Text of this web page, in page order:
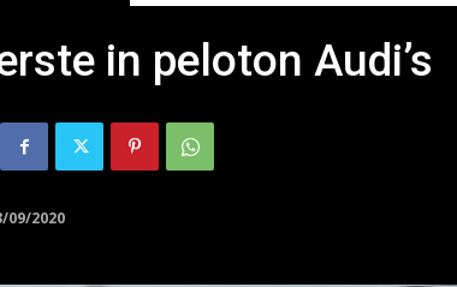
in peloton Audi’s
09/2020